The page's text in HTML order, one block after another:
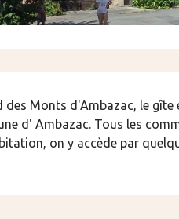
des Monts d'Ambazac, le
d' Ambazac. Tous les
on y accède par